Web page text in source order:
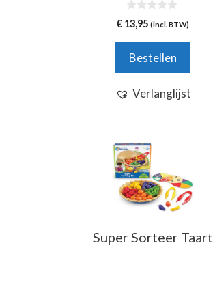
0
v
5
€ 13,95 (incl. BTW)
Bestellen
Verlanglijst
Super Sorteer Taart